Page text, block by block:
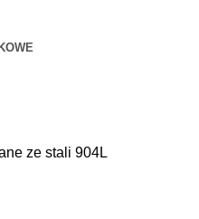
ze stali 904L